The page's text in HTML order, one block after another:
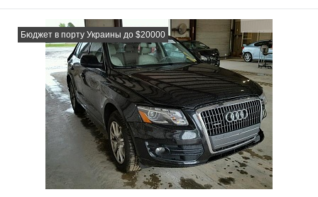
ЗАКАЗАТЬ
Рассчитать стоимость пригона
Бюджет в порту Украины до $20000